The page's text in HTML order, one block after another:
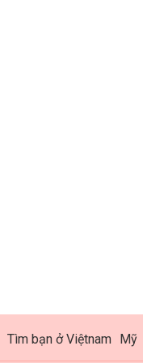
Tìm bạn ở Việtnam Mỹ